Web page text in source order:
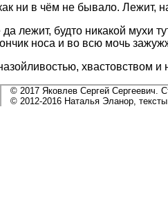
ни в чём не бывало. Лежит,
лежит, будто никакой мухи
носа и во всю мочь
хвастовством и
© 2017 Яковлев Сергей Сергеевич.
© 2012-2016 Наталья Эланор,